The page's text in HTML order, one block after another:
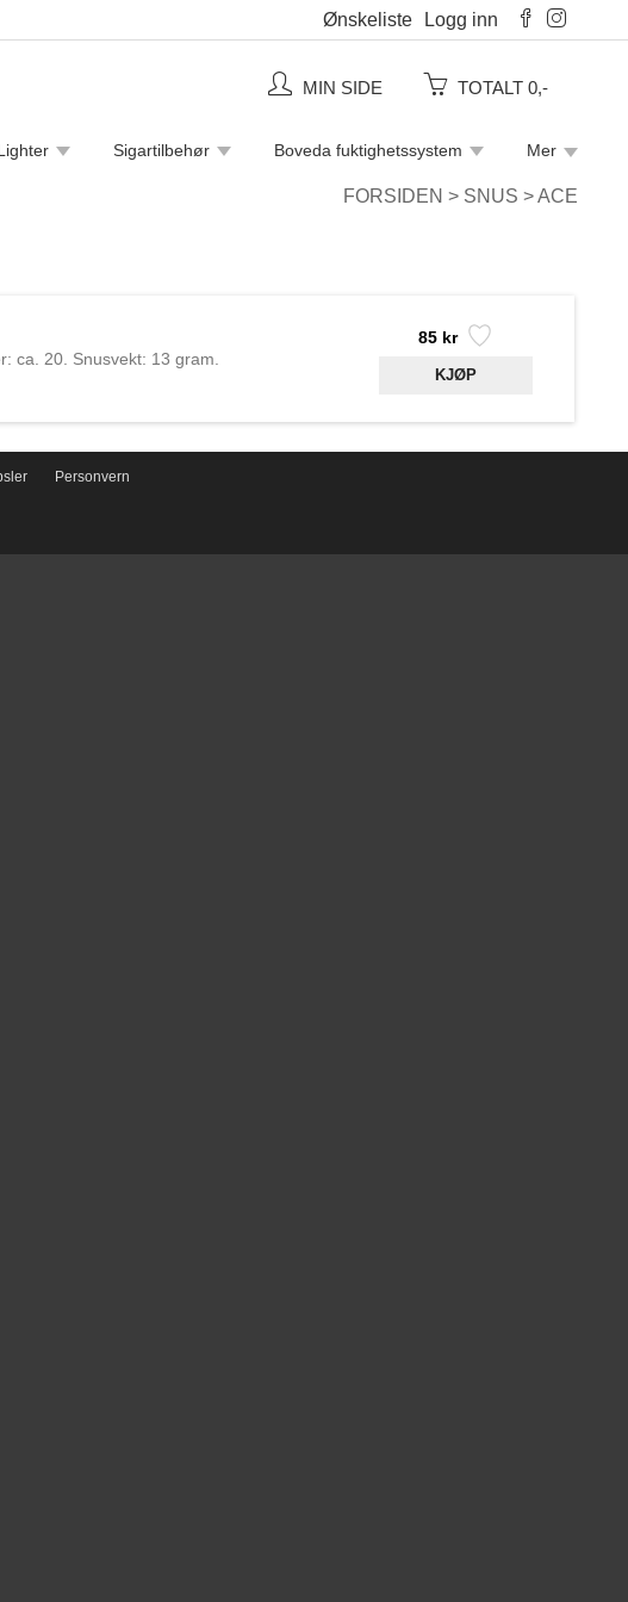
Ønskeliste Logg inn
MIN SIDE TOTALT 0,-
Sigartilbehør Boveda fuktighetssystem
Rulletobakk Sigaretter
Mer
FORSIDEN > SNUS >ACE
ca. 20. Snusvekt: 13 gram.
85 kr
Personvern